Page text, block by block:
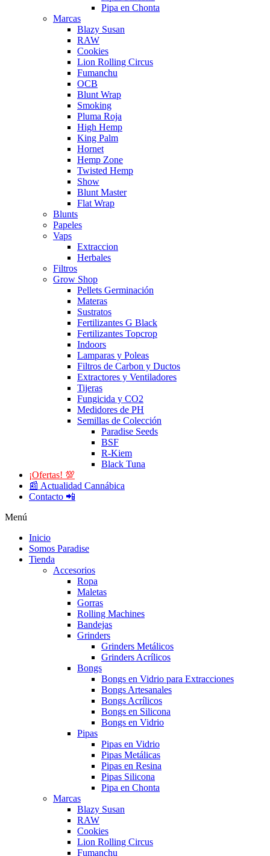
Pipa en Chonta
Marcas
Blazy Susan
RAW
Cookies
Lion Rolling Circus
Fumanchu
OCB
Blunt Wrap
Smoking
Pluma Roja
High Hemp
King Palm
Hornet
Hemp Zone
Twisted Hemp
Show
Blunt Master
Flat Wrap
Blunts
Papeles
Vaps
Extraccion
Herbales
Filtros
Grow Shop
Pellets Germinación
Materas
Sustratos
Fertilizantes G Black
Fertilizantes Topcrop
Indoors
Lamparas y Poleas
Filtros de Carbon y Ductos
Extractores y Ventiladores
Tijeras
Fungicida y CO2
Medidores de PH
Semillas de Colección
Paradise Seeds
BSF
R-Kiem
Black Tuna
¡Ofertas! 💯
📰 Actualidad Cannábica
Contacto 📲
Menú
Inicio
Somos Paradise
Tienda
Accesorios
Ropa
Maletas
Gorras
Rolling Machines
Bandejas
Grinders
Grinders Metálicos
Grinders Acrílicos
Bongs
Bongs en Vidrio para Extracciones
Bongs Artesanales
Bongs Acrílicos
Bongs en Silicona
Bongs en Vidrio
Pipas
Pipas en Vidrio
Pipas Metálicas
Pipas en Resina
Pipas Silicona
Pipa en Chonta
Marcas
Blazy Susan
RAW
Cookies
Lion Rolling Circus
Fumanchu